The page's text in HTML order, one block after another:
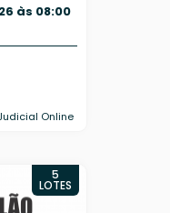
às 08:00
Online
5
LOTES